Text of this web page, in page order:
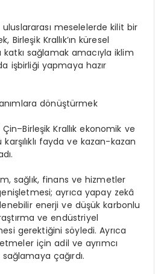
uluslararası meselelerde kilit bir
Birleşik Krallık’ın küresel
katkı sağlamak amacıyla iklim
işbirliği yapmaya hazır
dönüştürmek
Krallık ekonomik ve
fayda ve kazan-kazan
sağlık, finans ve hizmetler
ayrıca yapay zekâ
enerji ve düşük karbonlu
ve endüstriyel
gerektiğini söyledi. Ayrıca
için adil ve ayrımcı
çağırdı.